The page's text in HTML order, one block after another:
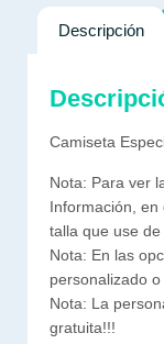
Descripción
Camiseta
Nota: Para ver
Información, en
talla que use de
Nota: En las
personalizado o
Nota: La
gratuita!!!